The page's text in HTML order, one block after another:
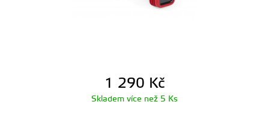
1 290 Kč
Skladem více než 5 Ks